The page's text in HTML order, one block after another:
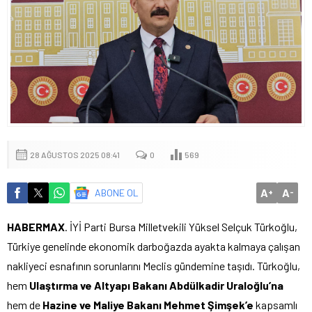
28 AĞUSTOS 2025 08:41 0 569
ABONE OL A+ A-
HABERMAX . İYİ Parti Bursa Milletvekili Yüksel Selçuk Türkoğlu,
Türkiye genelinde ekonomik darboğazda ayakta kalmaya çalışan
nakliyeci esnafının sorunlarını Meclis gündemine taşıdı. Türkoğlu,
hem Ulaştırma ve Altyapı Bakanı Abdülkadir Uraloğlu’na
hem de Hazine ve Maliye Bakanı Mehmet Şimşek’e kapsamlı